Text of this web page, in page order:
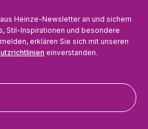
Heinze-Newsletter an und sichern
Stil-Inspirationen und besondere
erklären Sie sich mit unseren
einverstanden.